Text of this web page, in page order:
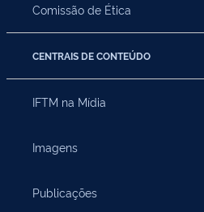
Comissão de Ética
CENTRAIS DE CONTEÚDO
IFTM na Mídia
Imagens
Publicações